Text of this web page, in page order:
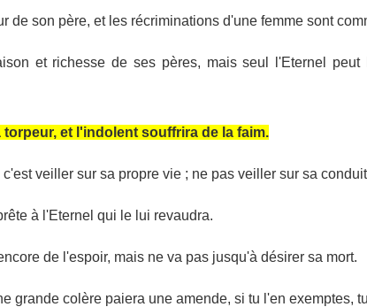
de son père, et les récriminations d'une femme sont
et richesse de ses pères, mais seul l'Eternel
et l'indolent souffrira de la faim.
veiller sur sa propre vie ; ne pas veiller sur sa
à l'Eternel qui le lui revaudra.
de l'espoir, mais ne va pas jusqu'à désirer sa mort.
grande colère paiera une amende, si tu l'en exemptes,